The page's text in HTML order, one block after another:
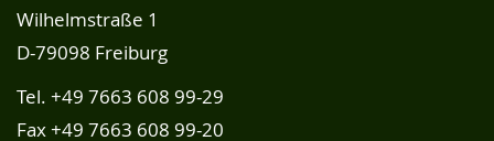
Wilhelmstraße 1
D-79098 Freiburg
Tel. +49 7663 608 99-29
Fax +49 7663 608 99-20